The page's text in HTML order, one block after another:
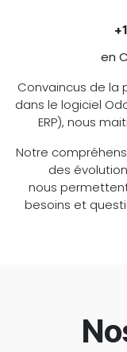
en
Convaincus de la
dans le logiciel
ERP), nous
Notre
des
nous
besoins et